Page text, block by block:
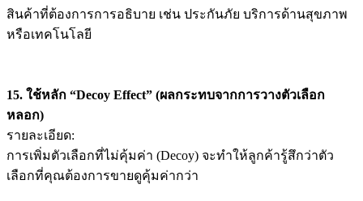
สินค้าที่ต้องการการอธิบาย เช่น ประกันภัย บริการด้านสุขภาพ
หรือเทคโนโลยี
15. ใช้หลัก “Decoy Effect” (ผลกระทบจากการวางตัวเลือก
หลอก)
รายละเอียด:
การเพิ่มตัวเลือกที่ไม่คุ้มค่า (Decoy) จะทำให้ลูกค้ารู้สึกว่าตัว
เลือกที่คุณต้องการขายดูคุ้มค่ากว่า